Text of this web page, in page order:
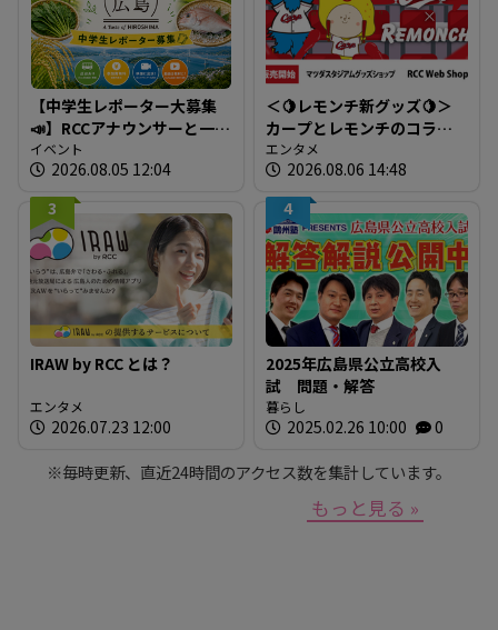
【中学生レポーター大募集
📣】RCCアナウンサーと一緒
に「広島の食」の現場を取
材しよう！
イベント
2026.08.05 12:04
＜🍋レモンチ新グッズ🍋＞
カープとレモンチのコラボ
グッズが登場！
エンタメ
2026.08.06 14:48
3
IRAW by RCC とは？
エンタメ
2026.07.23 12:00
4
2025年広島県公立高校入
試 問題・解答
暮らし
2025.02.26 10:00 0
※毎時更新、直近24時間のアクセス数を集計しています。
もっと見る »